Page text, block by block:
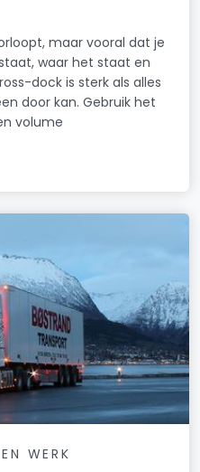
maar vooral dat je
waar het staat en
dock is sterk als alles
door kan. Gebruik het
volume
WERK